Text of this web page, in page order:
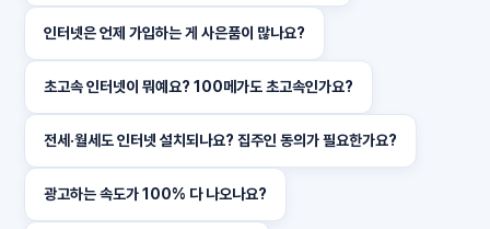
인터넷은 언제 가입하는 게 사은품이 많나요?
초고속 인터넷이 뭐예요? 100메가도 초고속인가요?
전세·월세도 인터넷 설치되나요? 집주인 동의가 필요한가요?
광고하는 속도가 100% 다 나오나요?